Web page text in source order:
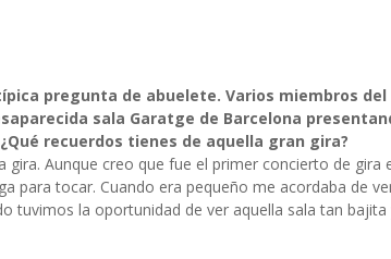
pregunta de abuelete. Varios miembros del
sala Garatge de Barcelona
recuerdos tienes de aquella gran gira?
gira. Aunque creo que fue el primer concierto de gira
para tocar. Cuando era pequeño me acordaba de
tuvimos la oportunidad de ver aquella sala tan